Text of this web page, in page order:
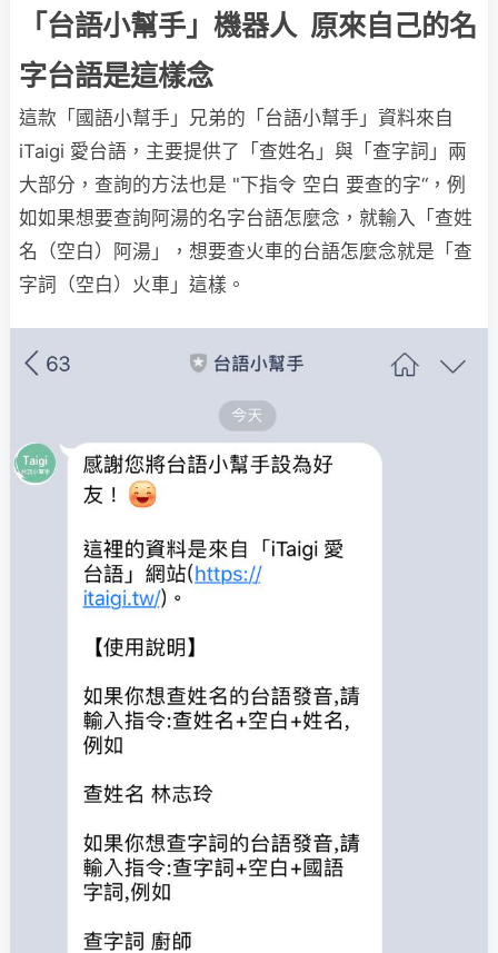
「台語小幫手」機器人 原來自己的名
字台語是這樣念
這款「國語小幫手」兄弟的「台語小幫手」資料來自
iTaigi 愛台語，主要提供了「查姓名」與「查字詞」兩
大部分，查詢的方法也是 "下指令 空白 要查的字“，例
如如果想要查詢阿湯的名字台語怎麼念，就輸入「查姓
名（空白）阿湯」，想要查火車的台語怎麼念就是「查
字詞（空白）火車」這樣。